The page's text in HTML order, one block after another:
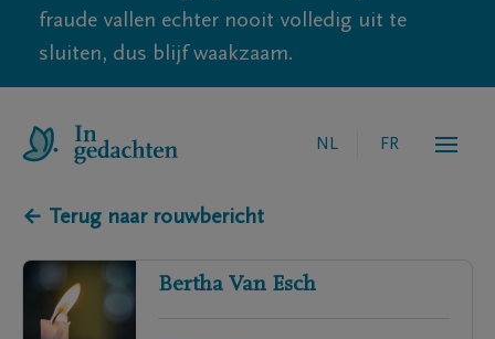
fraude vallen echter nooit volledig uit te
sluiten, dus blijf waakzaam.
NL FR
← Terug naar rouwbericht
Bertha Van Esch